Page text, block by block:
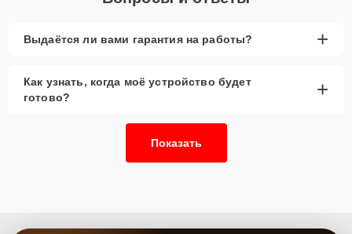
Выдаётся ли вами гарантия на работы? +
Как узнать, когда моё устройство будет
готово?
+
Показать